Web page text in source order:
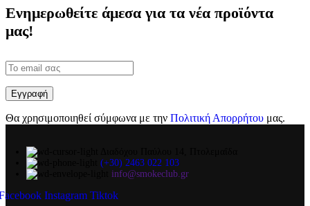
Ενημερωθείτε άμεσα για τα νέα προϊόντα
μας!
Θα χρησιμοποιηθεί σύμφωνα με την Πολιτική Απορρήτου μας.
(+30) 2463 022 103
info@smokeclub.gr
Instagram Tiktok